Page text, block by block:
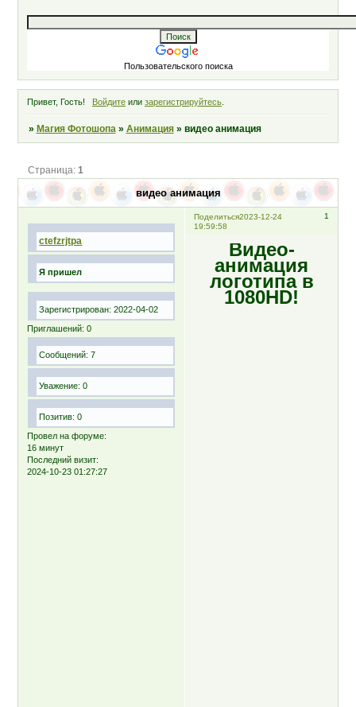
Пользовательского поиска
Привет, Гость! Войдитеили зарегистрируйтесь.
» Магия Фотошопа » Анимация » видео анимация
видео анимация
Страница: 1
Поделиться 1
2023-12-24
19:59:58
ctefzrjtpa
Я пришел
Зарегистрирован: 2022-04-02
Приглашений: 0
Сообщений: 7
Уважение: 0
Позитив: 0
Провел на форуме:
16 минут
Последний визит:
2024-10-23 01:27:27
Видео-
анимация
логотипа в
1080HD!